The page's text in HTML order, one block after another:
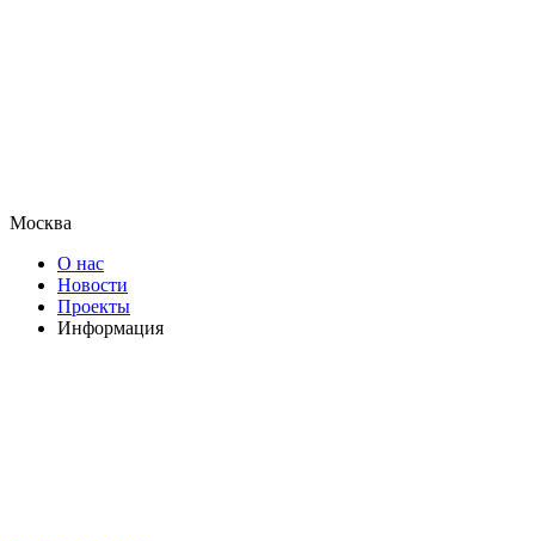
Москва
О нас
Новости
Проекты
Информация